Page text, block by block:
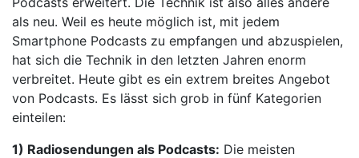
als neu. Weil es heute möglich ist, mit jedem
Smartphone Podcasts zu empfangen und abzuspielen,
hat sich die Technik in den letzten Jahren enorm
verbreitet. Heute gibt es ein extrem breites Angebot
von Podcasts. Es lässt sich grob in fünf Kategorien
einteilen:
1) Radiosendungen als Podcasts: Die meisten